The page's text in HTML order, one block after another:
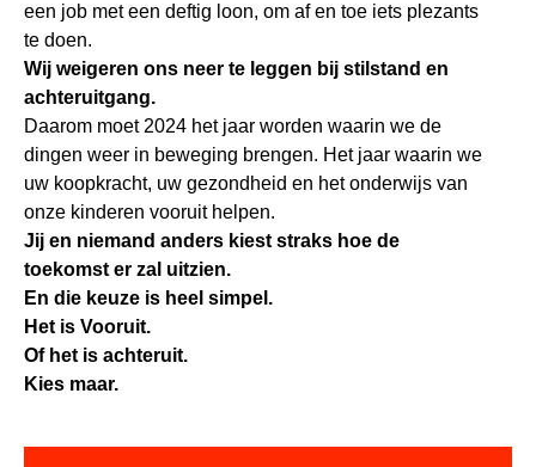
een job met een deftig loon, om af en toe iets plezants
te doen.
Wij weigeren ons neer te leggen bij stilstand en
achteruitgang.
Daarom moet 2024 het jaar worden waarin we de
dingen weer in beweging brengen. Het jaar waarin we
uw koopkracht, uw gezondheid en het onderwijs van
onze kinderen vooruit helpen.
Jij en niemand anders kiest straks hoe de
toekomst er zal uitzien.
En die keuze is heel simpel.
Het is Vooruit.
Of het is achteruit.
Kies maar.